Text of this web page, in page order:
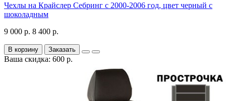
Чехлы на Крайслер Себринг с 2000-2006 год, цвет черный с
шоколадным
9 000 р. 8 400 р.
В корзину Заказать
Ваша скидка: 600 р.